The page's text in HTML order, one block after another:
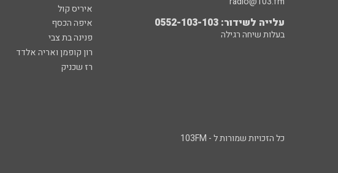
איריס קול
איפה הכסף
פנינה בת צבי
רון קופמן ואריה אלדד
רז שכניק
עלייה לשידור: 0552-103-103
בעלות שיחה רגילה
כל הזכויות שמורות ל - 103FM